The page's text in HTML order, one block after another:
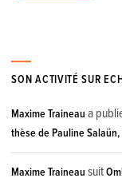
SON ACTIVITÉ SUR
Maxime Traineau a
thèse de Pauline
Maxime Traineau suit